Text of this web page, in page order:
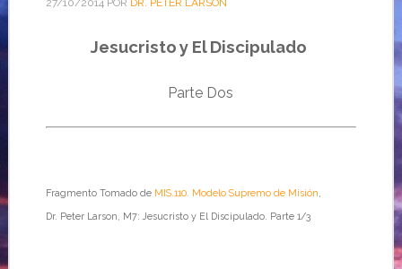
27/10/2014POR DR. PETER LARSON
Jesucristo y El Discipulado
Parte Dos
Fragmento Tomado de MIS.110. Modelo Supremo de Misión
Dr. Peter Larson, M7: Jesucristo y El Discipulado. Parte 1/3